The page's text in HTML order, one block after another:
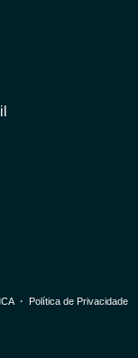
・ Política de Privacidade